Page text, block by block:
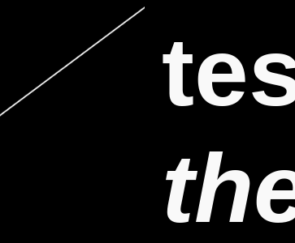
Skip to main content